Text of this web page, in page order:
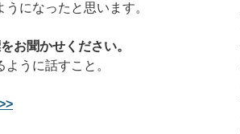
になったと思います。
お聞かせください。
うに話すこと。